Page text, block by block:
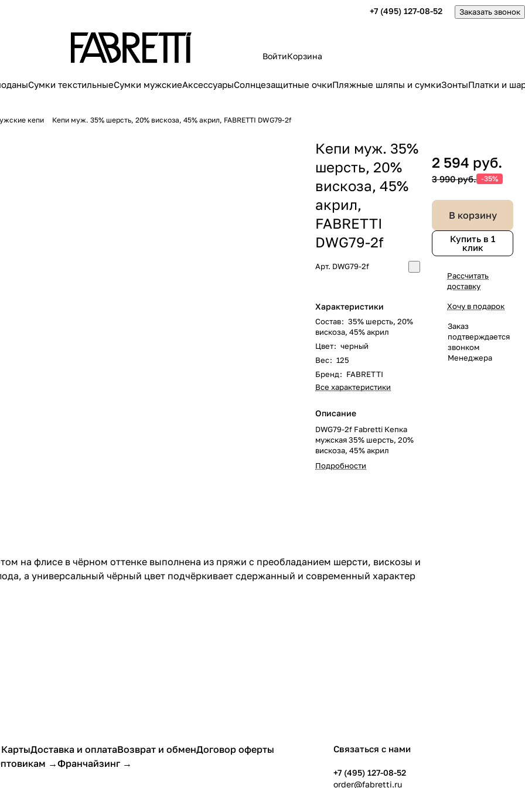
+7 (495) 127-08-52 Заказать звонок
ВойтиКорзина
Сумки текстильныеСумки мужскиеАксессуарыСолнцезащитные очкиПляжные шляпы и сумкиЗонтыПлатки и
кепи Кепи муж. 35% шерсть, 20% вискоза, 45% акрил, FABRETTI DWG79-2f
Кепи муж. 35%
шерсть, 20%
вискоза, 45%
акрил,
FABRETTI
DWG79-2f
Арт. DWG79-2f
Характеристики
Состав: 35% шерсть, 20%
вискоза, 45% акрил
Цвет: черный
Вес: 125
Бренд: FABRETTI
Все характеристики
Описание
DWG79-2f Fabretti Кепка
мужская 35% шерсть, 20%
вискоза, 45% акрил
Подробности
2 594 руб.
3 990 руб. -35%
В корзину
Купить в 1
клик
Рассчитать
доставку
Хочу в подарок
Заказ
подтверждается
звонком
Менеджера
на флисе в чёрном оттенке выполнена из пряжи с преобладанием шерсти, вискозы и
а универсальный чёрный цвет подчёркивает сдержанный и современный характер
Доставка и оплатаВозврат и обменДоговор оферты
→Франчайзинг →
Связаться с нами
+7 (495) 127-08-52
order@fabretti.ru